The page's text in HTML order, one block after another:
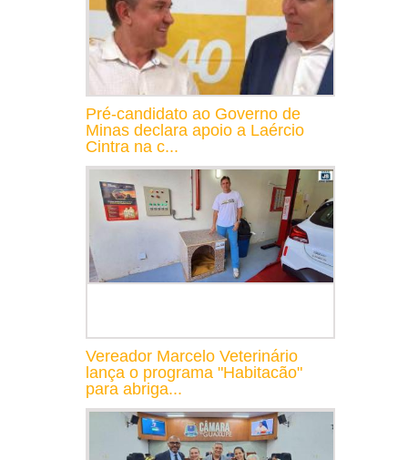
Pré-candidato ao Governo de
Minas declara apoio a Laércio
Cintra na c...
Vereador Marcelo Veterinário
lança o programa "Habitacão"
para abriga...